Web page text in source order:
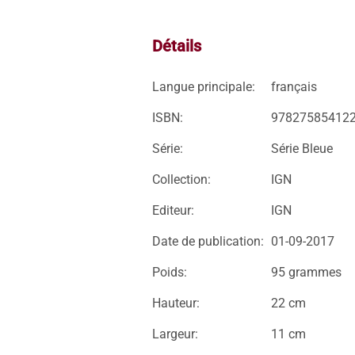
Détails
Langue principale: français
ISBN:
Série: Série Bleue
Collection: IGN
Editeur: IGN
Date de publication: 01-09-2017
Poids: 95 grammes
Hauteur: 22 cm
Largeur: 11 cm